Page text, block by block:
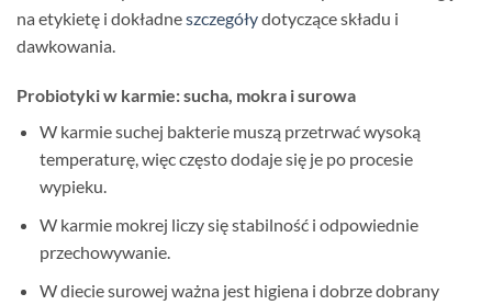
na etykietę i dokładneszczegółydotyczące składu i
dawkowania.
Probiotyki w karmie: sucha, mokra i surowa
W karmie suchej bakterie muszą przetrwać wysoką
temperaturę, więc często dodaje się je po procesie
wypieku.
W karmie mokrej liczy się stabilność i odpowiednie
przechowywanie.
W diecie surowej ważna jest higiena i dobrze dobrany